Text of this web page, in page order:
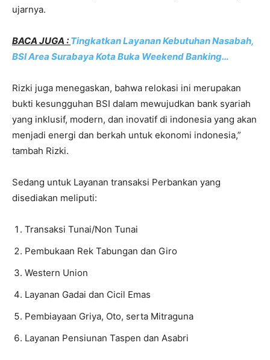
ujarnya.
BACA JUGA : Tingkatkan Layanan Kebutuhan Nasabah,
BSI Area Surabaya Kota Buka Weekend Banking…
Rizki juga menegaskan, bahwa relokasi ini merupakan
bukti kesungguhan BSI dalam mewujudkan bank syariah
yang inklusif, modern, dan inovatif di indonesia yang akan
menjadi energi dan berkah untuk ekonomi indonesia,”
tambah Rizki.
Sedang untuk Layanan transaksi Perbankan yang
disediakan meliputi:
Transaksi Tunai/Non Tunai
Pembukaan Rek Tabungan dan Giro
Western Union
Layanan Gadai dan Cicil Emas
Pembiayaan Griya, Oto, serta Mitraguna
Layanan Pensiunan Taspen dan Asabri